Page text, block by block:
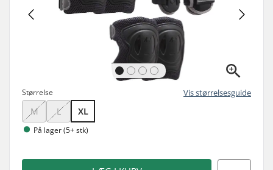
Størrelse Vis størrelsesguide
M L XL
På lager (5+ stk)